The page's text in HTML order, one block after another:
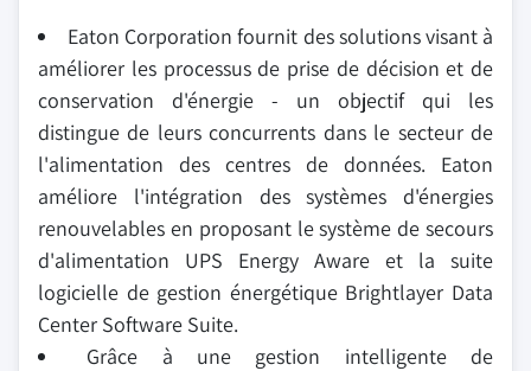
Eaton Corporation fournit des solutions visant à
améliorer les processus de prise de décision et de
conservation d'énergie - un objectif qui les
distingue de leurs concurrents dans le secteur de
l'alimentation des centres de données. Eaton
améliore l'intégration des systèmes d'énergies
renouvelables en proposant le système de secours
d'alimentation UPS Energy Aware et la suite
logicielle de gestion énergétique Brightlayer Data
Center Software Suite.
Grâce à une gestion intelligente de